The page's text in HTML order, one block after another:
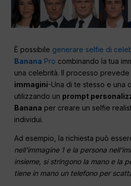
È possibile generare selfie di
Banana Pro combinando la tua
una celebrità. Il processo prevede
immagini-Una di te stesso e una
utilizzando un prompt
Banana per creare un selfie
individui.
Ad esempio, la richiesta può
nell'immagine 1 e la persona
insieme, si stringono la mano e la
tiene in mano un telefono per